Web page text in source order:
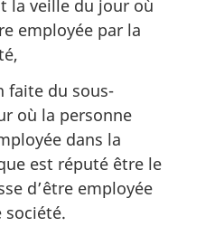
la veille du jour où
employée par la
faite du sous-
où la personne
dans la
est réputé être le
d’être employée
société.